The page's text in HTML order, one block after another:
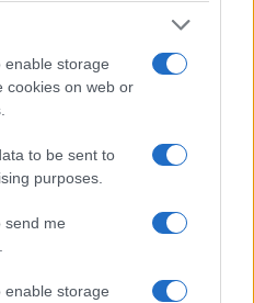
enable storage
cookies on web or
to be sent to
purposes.
send me
enable storage